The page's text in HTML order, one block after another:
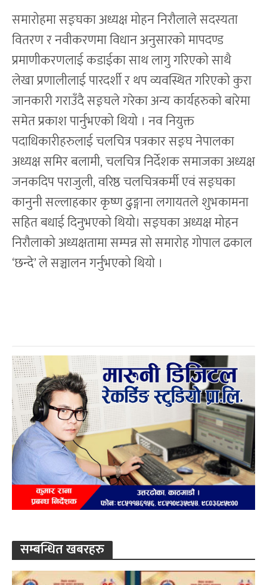
समारोहमा सङ्घका अध्यक्ष मोहन निरौलाले सदस्यता
वितरण र नवीकरणमा विधान अनुसारको मापदण्ड
प्रमाणीकरणलाई कडाईका साथ लागु गरिएको साथै
लेखा प्रणालीलाई पारदर्शी र थप व्यवस्थित गरिएको कुरा
जानकारी गराउँदै सङ्घले गरेका अन्य कार्यहरुको बारेमा
समेत प्रकाश पार्नुभएको थियो । नव नियुक्त
पदाधिकारीहरुलाई चलचित्र पत्रकार सङ्घ नेपालका
अध्यक्ष समिर बलामी, चलचित्र निर्देशक समाजका अध्यक्ष
जनकदिप पराजुली, वरिष्ठ चलचित्रकर्मी एवं सङ्घका
कानुनी सल्लाहकार कृष्ण ढुङ्गाना लगायतले शुभकामना
सहित बधाई दिनुभएको थियो। सङ्घका अध्यक्ष मोहन
निरौलाको अध्यक्षतामा सम्पन्न सो समारोह गोपाल ढकाल
‘छन्दे’ ले सञ्चालन गर्नुभएको थियो ।
सम्बन्धित खबरहरु